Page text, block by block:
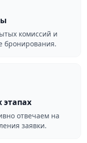
комиссий и
бронирования.
этапах
отвечаем на
заявки.